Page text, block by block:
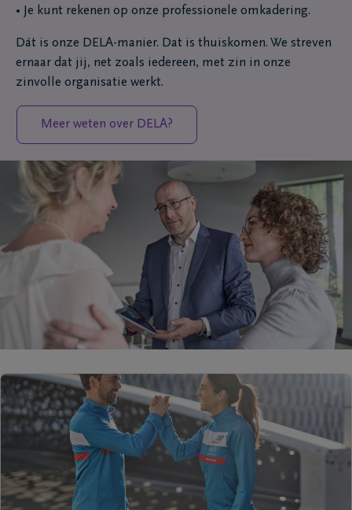
• Je kunt rekenen op onze professionele omkadering.
Dát is onze DELA-manier. Dat is thuiskomen. We streven
ernaar dat jij, net zoals iedereen, met zin in onze
zinvolle organisatie werkt.
Meer weten over DELA?